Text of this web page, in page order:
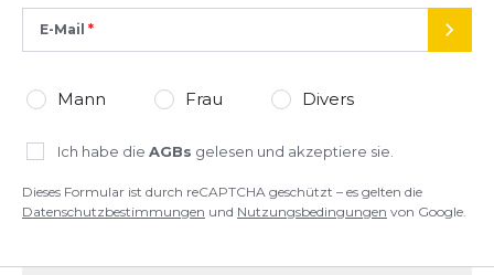
E-Mail
Mann Frau Divers
Ich habe die AGBs gelesen und akzeptiere sie.
Dieses Formular ist durch reCAPTCHA geschützt – es gelten die
Datenschutzbestimmungen und Nutzungsbedingungen von Google.